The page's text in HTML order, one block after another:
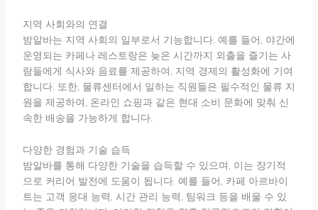
지역 사회와의 연결
밤알바는 지역 사회의 일부로서 기능합니다. 예를 들어, 야간에
운영되는 카페나 레스토랑은 늦은 시간까지 외출을 즐기는 사
람들에게 식사와 음료를 제공하여, 지역 경제의 활성화에 기여
합니다. 또한, 물류센터에서 일하는 직원들은 필수적인 물류 지
원을 제공하여, 온라인 쇼핑과 같은 현대 소비 문화에 맞춰 신
속한 배송을 가능하게 합니다.
다양한 경험과 기술 습득
밤알바를 통해 다양한 기술을 습득할 수 있으며, 이는 장기적
으로 커리어 발전에 도움이 됩니다. 예를 들어, 카페 아르바이
트는 고객 응대 능력, 시간 관리 능력, 팀워크 등을 배울 수 있